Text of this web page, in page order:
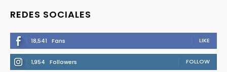
REDES SOCIALES
18,541 Fans LIKE
1,954 Followers FOLLOW